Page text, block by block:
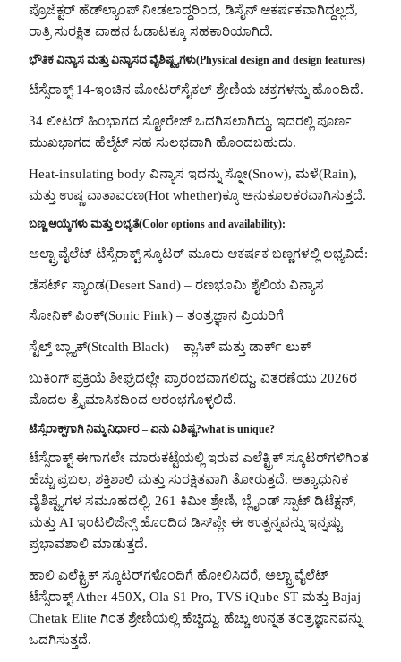
ಪ್ರೊಜೆಕ್ಟರ್ ಹೆಡ್‌ಲ್ಯಾಂಪ್ ನೀಡಲಾದ್ದರಿಂದ, ಡಿಸೈನ್ ಆಕರ್ಷಕವಾಗಿದ್ದಲ್ಲದೆ,
ರಾತ್ರಿ ಸುರಕ್ಷಿತ ವಾಹನ ಓಡಾಟಕ್ಕೂ ಸಹಕಾರಿಯಾಗಿದೆ.
ಭೌತಿಕ ವಿನ್ಯಾಸ ಮತ್ತು ವಿನ್ಯಾಸದ ವೈಶಿಷ್ಟ್ಯಗಳು(Physical design and design features)
ಟೆಸ್ಸೆರಾಕ್ಟ್ 14-ಇಂಚಿನ ಮೋಟರ್‌ಸೈಕಲ್ ಶ್ರೇಣಿಯ ಚಕ್ರಗಳನ್ನು ಹೊಂದಿದೆ.
34 ಲೀಟರ್ ಹಿಂಭಾಗದ ಸ್ಟೋರೇಜ್ ಒದಗಿಸಲಾಗಿದ್ದು, ಇದರಲ್ಲಿ ಪೂರ್ಣ
ಮುಖಭಾಗದ ಹೆಲ್ಮೆಟ್ ಸಹ ಸುಲಭವಾಗಿ ಹೊಂದಬಹುದು.
Heat-insulating body ವಿನ್ಯಾಸ ಇದನ್ನು ಸ್ನೋ(Snow), ಮಳೆ(Rain),
ಮತ್ತು ಉಷ್ಣ ವಾತಾವರಣ(Hot whether)ಕ್ಕೂ ಅನುಕೂಲಕರವಾಗಿಸುತ್ತದೆ.
ಬಣ್ಣ ಆಯ್ಕೆಗಳು ಮತ್ತು ಲಭ್ಯತೆ(Color options and availability):
ಅಲ್ಟ್ರಾವೈಲೆಟ್ ಟೆಸ್ಸೆರಾಕ್ಟ್ ಸ್ಕೂಟರ್ ಮೂರು ಆಕರ್ಷಕ ಬಣ್ಣಗಳಲ್ಲಿ ಲಭ್ಯವಿದೆ:
ಡೆಸರ್ಟ್ ಸ್ಯಾಂಡ(Desert Sand) – ರಣಭೂಮಿ ಶೈಲಿಯ ವಿನ್ಯಾಸ
ಸೋನಿಕ್ ಪಿಂಕ್(Sonic Pink) – ತಂತ್ರಜ್ಞಾನ ಪ್ರಿಯರಿಗೆ
ಸ್ಟೆಲ್ತ್ ಬ್ಲ್ಯಾಕ್(Stealth Black) – ಕ್ಲಾಸಿಕ್ ಮತ್ತು ಡಾರ್ಕ್ ಲುಕ್
ಬುಕಿಂಗ್ ಪ್ರಕ್ರಿಯೆ ಶೀಘ್ರದಲ್ಲೇ ಪ್ರಾರಂಭವಾಗಲಿದ್ದು, ವಿತರಣೆಯು 2026ರ
ಮೊದಲ ತ್ರೈಮಾಸಿಕದಿಂದ ಆರಂಭಗೊಳ್ಳಲಿದೆ.
ಟೆಸ್ಸೆರಾಕ್ಟ್‌ಗಾಗಿ ನಿಮ್ಮ ನಿರ್ಧಾರ – ಏನು ವಿಶಿಷ್ಟ?what is unique?
ಟೆಸ್ಸೆರಾಕ್ಟ್ ಈಗಾಗಲೇ ಮಾರುಕಟ್ಟೆಯಲ್ಲಿ ಇರುವ ಎಲೆಕ್ಟ್ರಿಕ್ ಸ್ಕೂಟರ್‌ಗಳಿಗಿಂತ
ಹೆಚ್ಚು ಪ್ರಬಲ, ಶಕ್ತಿಶಾಲಿ ಮತ್ತು ಸುರಕ್ಷಿತವಾಗಿ ತೋರುತ್ತದೆ. ಅತ್ಯಾಧುನಿಕ
ವೈಶಿಷ್ಟ್ಯಗಳ ಸಮೂಹದಲ್ಲಿ, 261 ಕಿಮೀ ಶ್ರೇಣಿ, ಬ್ಲೈಂಡ್ ಸ್ಪಾಟ್ ಡಿಟೆಕ್ಷನ್,
ಮತ್ತು AI ಇಂಟಲಿಜೆನ್ಸ್ ಹೊಂದಿದ ಡಿಸ್‌ಪ್ಲೇ ಈ ಉತ್ಪನ್ನವನ್ನು ಇನ್ನಷ್ಟು
ಪ್ರಭಾವಶಾಲಿ ಮಾಡುತ್ತದೆ.
ಹಾಲಿ ಎಲೆಕ್ಟ್ರಿಕ್ ಸ್ಕೂಟರ್‌ಗಳೊಂದಿಗೆ ಹೋಲಿಸಿದರೆ, ಅಲ್ಟ್ರಾವೈಲೆಟ್
ಟೆಸ್ಸೆರಾಕ್ಟ್ Ather 450X, Ola S1 Pro, TVS iQube ST ಮತ್ತು Bajaj
Chetak Elite ಗಿಂತ ಶ್ರೇಣಿಯಲ್ಲಿ ಹೆಚ್ಚಿದ್ದು, ಹೆಚ್ಚು ಉನ್ನತ ತಂತ್ರಜ್ಞಾನವನ್ನು
ಒದಗಿಸುತ್ತದೆ.